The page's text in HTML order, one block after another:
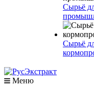
Сырьё
Сырьё
Меню